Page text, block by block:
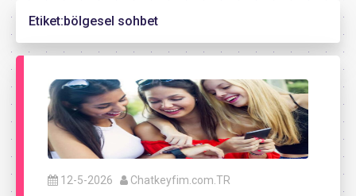
Etiket:bölgesel sohbet
12-5-2026 Chatkeyfim.com.TR